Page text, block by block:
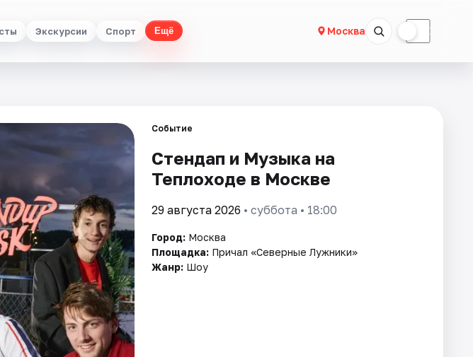
Экскурсии Спорт Ещё Москва ☾
Событие
Стендап и Музыка на
Теплоходе в Москве
29 августа 2026 • суббота • 18:00
Город: Москва
Площадка: Причал «Северные Лужники»
Жанр: Шоу